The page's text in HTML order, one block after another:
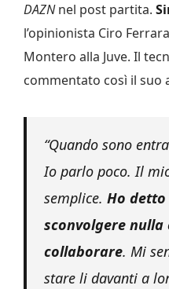
DAZNnel post partita.
l’opinionista Ciro
Montero alla Juve. Il
commentato così il suo
“Quando sono
Io parlo poco. Il
semplice. Ho detto
sconvolgere nulla
collaborare. Mi
stare li davanti a